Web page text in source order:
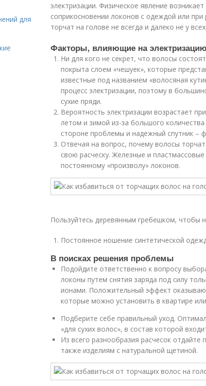
электризации. Физическое явление
соприкосновении локонов с одеждой или
торчат на голове не всегда и далеко не у всех.
Факторы, влияющие на электризацию
Ни для кого не секрет, что волосы
покрыта слоем «чешуек», которые
известные под названием «волосяная
процесс электризации, поэтому в
сухие пряди.
Вероятность электризации возрастает
летом и зимой из-за большого
стороне проблемы и надежный спутник –
Отвечая на вопрос, почему волосы
свою расческу. Железные и
постоянному «произволу» локонов.
Пользуйтесь деревянным гребешком, чтобы
Постоянное ношение синтетической
В поисках решения проблемы
Подойдите ответственно к вопросу
локоны путем снятия заряда под силу
ионами. Положительный эффект
которые можно установить в квартире
Подберите себе правильный уход.
«для сухих волос», в состав которой
Из всего разнообразия расчесок
также изделиям с натуральной щетиной.
для